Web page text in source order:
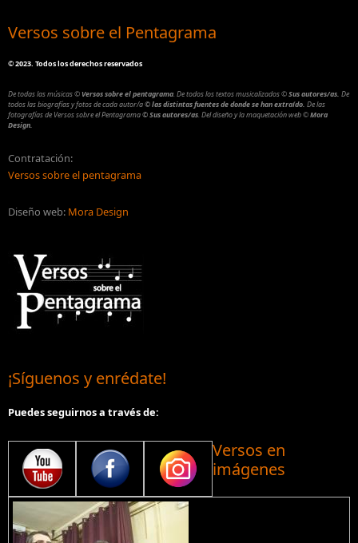
Versos sobre el Pentagrama
©2023. Todos los derechos reservados
De todas las músicas© Versos sobre el pentagrama. De todos los textos musicalizados©Sus autores/as. De
todos las biografías y fotos de cada autor/a© las distintas fuentes de donde se han extraído. De las
fotografías de Versos sobre el Pentagrama© Sus autores/as. Del diseño y la maquetación web©Mora
Design.
Contratación:
Versos sobre el pentagrama
Diseño web: Mora Design
¡Síguenos y enrédate!
Puedes seguirnos a través de:
Versos en
imágenes